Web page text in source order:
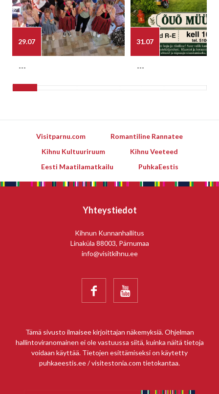
29.07
---
31.07
---
Visitparnu.com
Romantiline Rannatee
Kihnu Kultuuriruum
Kihnu Veeteed
Eesti Maatilamatkailu
PuhkaEestis
Yhteystiedot
Kihnun Kunnanhallitus
Linaküla 88003, Pärnumaa
info@visitkihnu.ee
 
Tämä sivusto ilmaisee kirjoittajan näkemyksiä. Ohjelman
hallintoviranomainen ei ole vastuussa siitä, kuinka näitä tietoja
voidaan käyttää. Tietojen esittämiseksi on käytetty
puhkaeestis.ee / visitestonia.com tietokantaa.